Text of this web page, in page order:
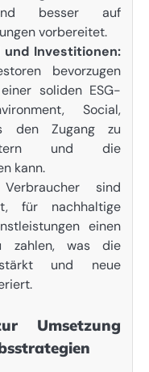
besser auf
vorbereitet.
und Investitionen:
bevorzugen
soliden ESG-
Social,
den Zugang zu
und die
kann.
sind
für nachhaltige
einen
zahlen, was die
stärkt und neue
Umsetzung